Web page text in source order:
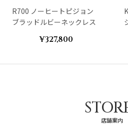
R700 ノーヒートピジョン
ブラッドルビーネックレス
¥327,800
店舗案内